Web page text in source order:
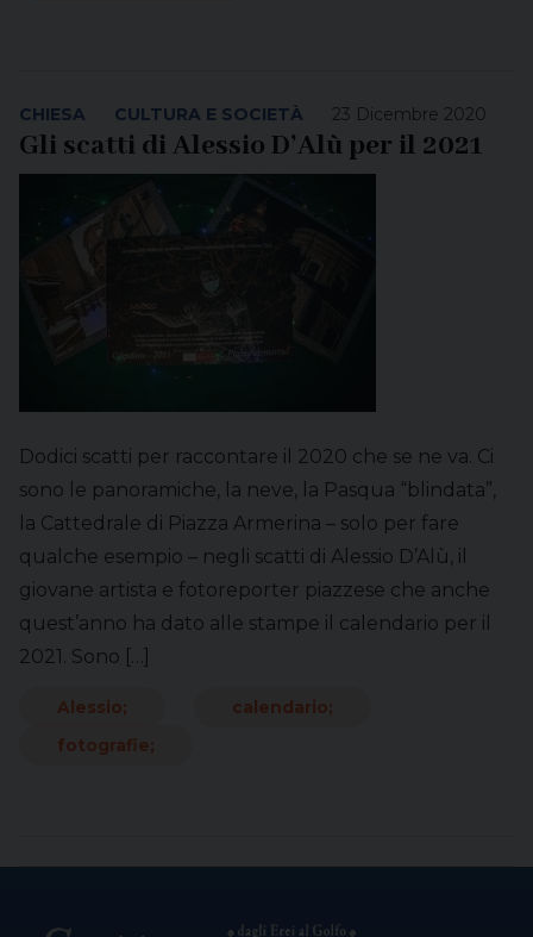
23 Dicembre 2020
CHIESA CULTURA E SOCIETÀ
Gli scatti di Alessio D’Alù per il 2021
Dodici scatti per raccontare il 2020 che se ne va. Ci
sono le panoramiche, la neve, la Pasqua “blindata”,
la Cattedrale di Piazza Armerina – solo per fare
qualche esempio – negli scatti di Alessio D’Alù, il
giovane artista e fotoreporter piazzese che anche
quest’anno ha dato alle stampe il calendario per il
2021. Sono […]
Alessio;
calendario;
fotografie;